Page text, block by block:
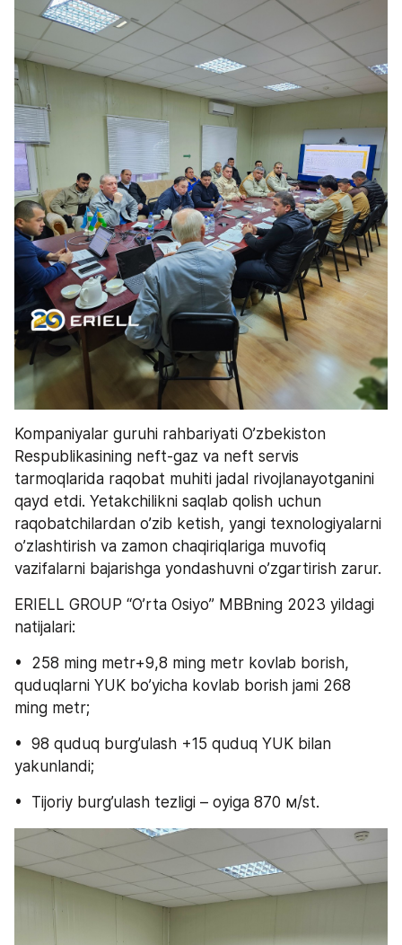
Kompaniyalar guruhi rahbariyati O’zbekiston
Respublikasining neft-gaz va neft servis
tarmoqlarida raqobat muhiti jadal rivojlanayotganini
qayd etdi. Yetakchilikni saqlab qolish uchun
raqobatchilardan o’zib ketish, yangi texnologiyalarni
o’zlashtirish va zamon chaqiriqlariga muvofiq
vazifalarni bajarishga yondashuvni o’zgartirish zarur.
ERIELL GROUP “O’rta Osiyo” MBBning 2023 yildagi
natijalari:
•  258 ming metr+9,8 ming metr kovlab borish,
quduqlarni YUK bo’yicha kovlab borish jami 268
ming metr;
•  98 quduq burg’ulash +15 quduq YUK bilan
yakunlandi;
•  Tijoriy burg’ulash tezligi – oyiga 870 м/st.